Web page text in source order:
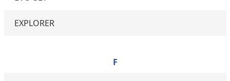
EXPLORER
F